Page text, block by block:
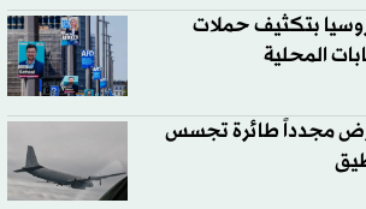
بتكثيف حملات
المحلية
مجدداً طائرة تجسس